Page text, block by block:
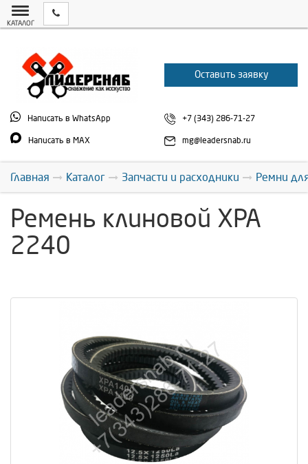
КАТАЛОГ
Оставить заявку
Написать в WhatsApp
Написать в MAX
+7 (343) 286-71-27
mg@leadersnab.ru
Главная Каталог Запчасти и расходники Ремни
Ремень клиновой XPA
2240